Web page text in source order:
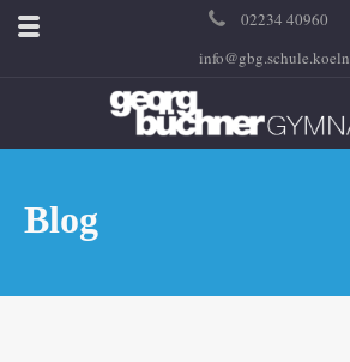
02234 40960
info@gbg.schule.koeln
Blog